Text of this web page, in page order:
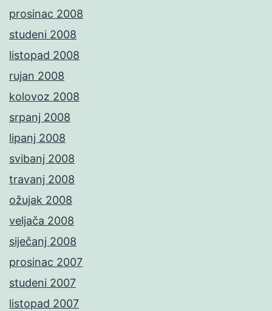
prosinac 2008
studeni 2008
listopad 2008
rujan 2008
kolovoz 2008
srpanj 2008
lipanj 2008
svibanj 2008
travanj 2008
ožujak 2008
veljača 2008
siječanj 2008
prosinac 2007
studeni 2007
listopad 2007